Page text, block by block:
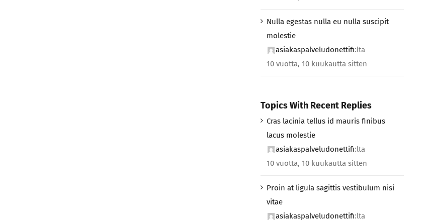
Nulla egestas nulla eu nulla suscipit
molestie
asiakaspalveludonettifi:lta
10 vuotta, 10 kuukautta sitten
Topics With Recent Replies
Cras lacinia tellus id mauris finibus
lacus molestie
asiakaspalveludonettifi:lta
10 vuotta, 10 kuukautta sitten
Proin at ligula sagittis vestibulum nisi
vitae
asiakaspalveludonettifi:lta